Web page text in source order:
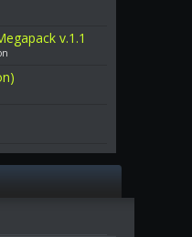
v.1.1